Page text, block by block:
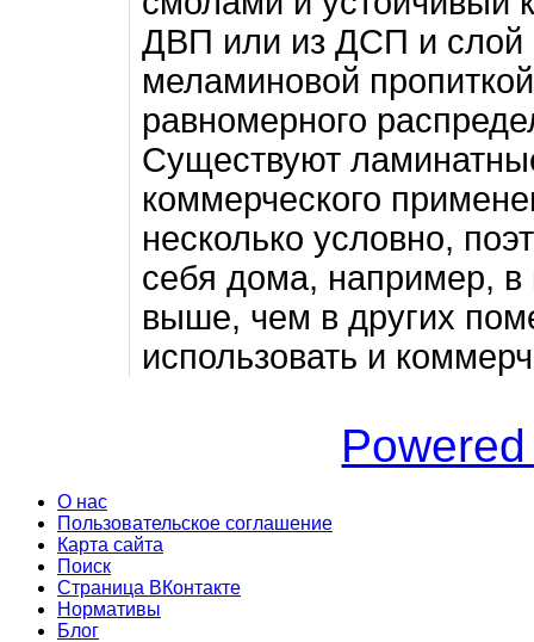
ДВП или из ДСП и слой
меламиновой
равномерного
Существуют
коммерческого
несколько условно,
себя дома, например, в
выше, чем в других
использовать и
О нас
Пользовательское соглашение
Карта сайта
Поиск
Страница ВКонтакте
Нормативы
Блог